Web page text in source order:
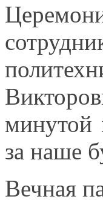
минутой
за наше
Вечная